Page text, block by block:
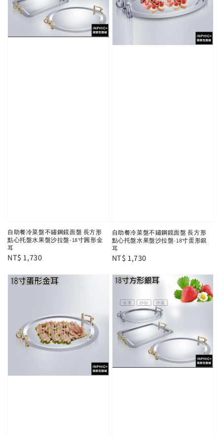
自助餐冷菜盤不鏽鋼鏡面盤 長方形
點心托盤水果盤沙拉盤-18寸圓形金
耳
Regular
NT$ 1,730
自助餐冷菜盤不鏽鋼鏡面盤 長方形
點心托盤水果盤沙拉盤-18寸蛋形銀
耳
Regular
NT$ 1,730